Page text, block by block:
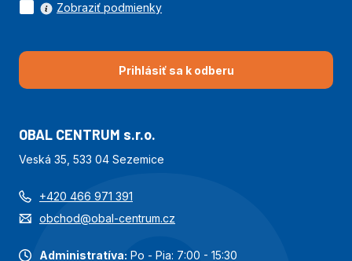
Prihlásiť sa k odberu
Zobraziť podmienky
OBAL CENTRUM s.r.o.
Veská 35, 533 04 Sezemice
+420 466 971 391
obchod@obal-centrum.cz
Administratíva: Po - Pia: 7:00 - 15:30